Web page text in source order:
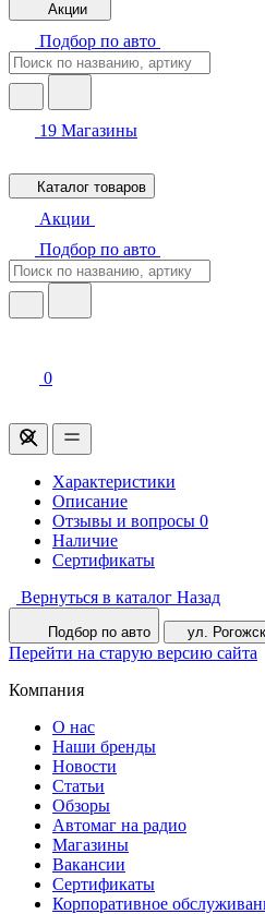
Акции
Подбор по авто
19 Магазины
Каталог товаров
Акции
Подбор по авто
0
Характеристики
Описание
Отзывы и вопросы 0
Наличие
Сертификаты
Вернуться в каталог Назад
Подбор по авто ул.
Перейти на старую версию сайта
Компания
О нас
Наши бренды
Новости
Статьи
Обзоры
Автомаг на радио
Магазины
Вакансии
Сертификаты
Корпоративное